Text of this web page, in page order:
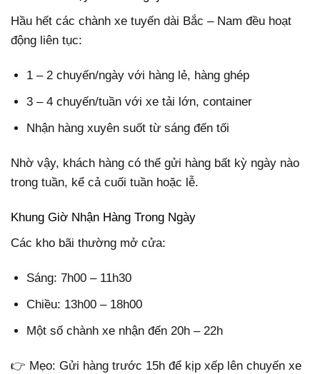
Hầu hết các chành xe tuyến dài Bắc – Nam đều hoạt
động liên tục:
1 – 2 chuyến/ngày với hàng lẻ, hàng ghép
3 – 4 chuyến/tuần với xe tải lớn, container
Nhận hàng xuyên suốt từ sáng đến tối
Nhờ vậy, khách hàng có thể gửi hàng bất kỳ ngày nào
trong tuần, kể cả cuối tuần hoặc lễ.
Khung Giờ Nhận Hàng Trong Ngày
Các kho bãi thường mở cửa:
Sáng: 7h00 – 11h30
Chiều: 13h00 – 18h00
Một số chành xe nhận đến 20h – 22h
👉 Mẹo: Gửi hàng trước 15h để kịp xếp lên chuyến xe